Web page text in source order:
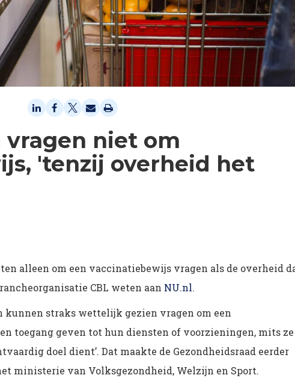
niet om
'tenzij overheid het
alleen om een vaccinatiebewijs vragen als de overheid
CBL weten aan NU.nl.
straks wettelijk gezien vragen om een
toegang geven tot hun diensten of voorzieningen, mits ze
doel dient’. Dat maakte de Gezondheidsraad eerder
ministerie van Volksgezondheid, Welzijn en Sport.